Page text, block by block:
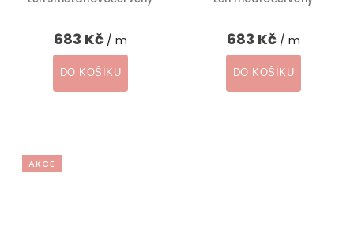
683 Kč / m
DO KOŠÍKU
683 Kč / m
DO KOŠÍKU
AKCE